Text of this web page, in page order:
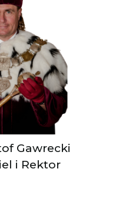
Gawrecki
i Rektor